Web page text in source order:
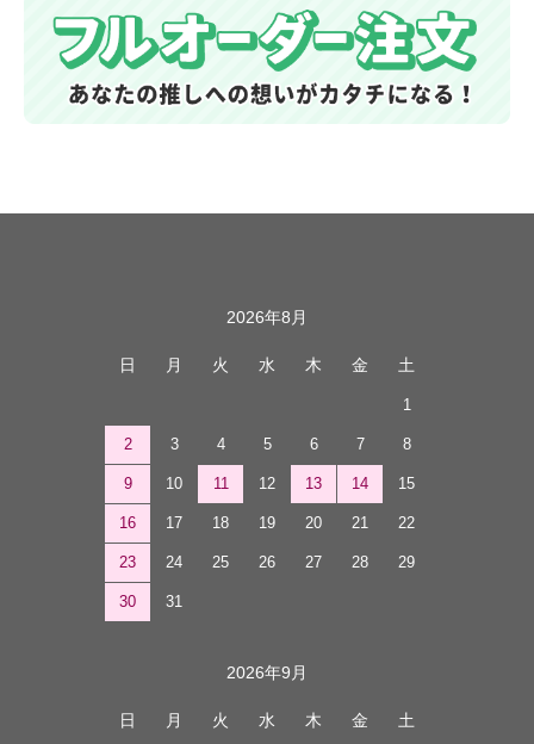
2026年8月
日 月 火 水 木 金 土
1
2 3 4 5 6 7 8
9 10 11 12 13 14 15
16 17 18 19 20 21 22
23 24 25 26 27 28 29
30 31
2026年9月
日 月 火 水 木 金 土